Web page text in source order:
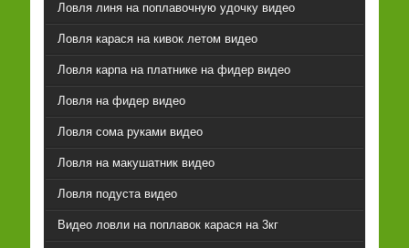
Ловля линя на поплавочную удочку видео
Ловля карася на кивок летом видео
Ловля карпа на платнике на фидер видео
Ловля на фидер видео
Ловля сома руками видео
Ловля на макушатник видео
Ловля подуста видео
Видео ловли на поплавок карася на 3кг